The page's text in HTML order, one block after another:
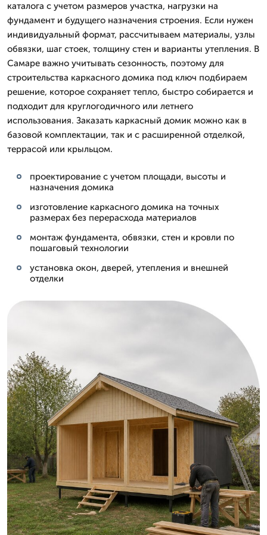
каталога с учетом размеров участка, нагрузки на
фундамент и будущего назначения строения. Если нужен
индивидуальный формат, рассчитываем материалы, узлы
обвязки, шаг стоек, толщину стен и варианты утепления. В
Самаре важно учитывать сезонность, поэтому для
строительства каркасного домика под ключ подбираем
решение, которое сохраняет тепло, быстро собирается и
подходит для круглогодичного или летнего
использования. Заказать каркасный домик можно как в
базовой комплектации, так и с расширенной отделкой,
террасой или крыльцом.
проектирование с учетом площади, высоты и
назначения домика
изготовление каркасного домика на точных
размерах без перерасхода материалов
монтаж фундамента, обвязки, стен и кровли по
пошаговый технологии
установка окон, дверей, утепления и внешней
отделки